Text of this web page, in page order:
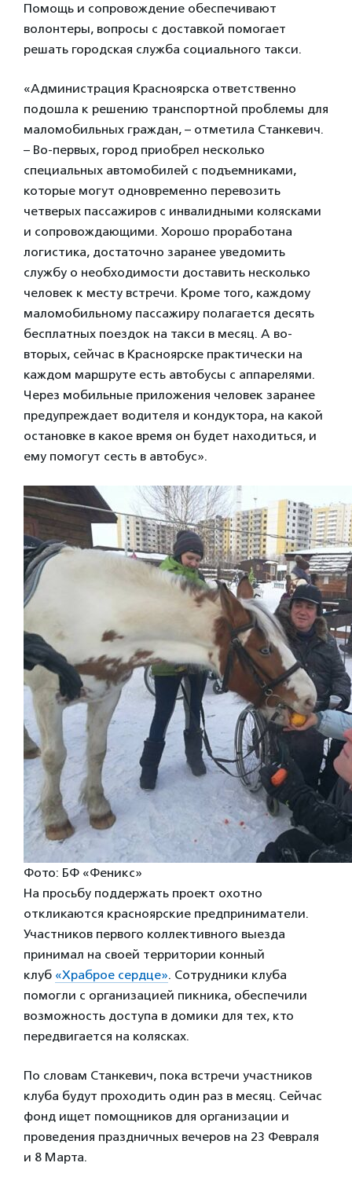
Помощь и сопровождение обеспечивают
волонтеры, вопросы с доставкой помогает
решать городская служба социального такси.
«Администрация Красноярска ответственно
подошла к решению транспортной проблемы для
маломобильных граждан, – отметила Станкевич.
– Во-первых, город приобрел несколько
специальных автомобилей с подъемниками,
которые могут одновременно перевозить
четверых пассажиров с инвалидными колясками
и сопровождающими. Хорошо проработана
логистика, достаточно заранее уведомить
службу о необходимости доставить несколько
человек к месту встречи. Кроме того, каждому
маломобильному пассажиру полагается десять
бесплатных поездок на такси в месяц. А во-
вторых, сейчас в Красноярске практически на
каждом маршруте есть автобусы с аппарелями.
Через мобильные приложения человек заранее
предупреждает водителя и кондуктора, на какой
остановке в какое время он будет находиться, и
ему помогут сесть в автобус».
Фото: БФ «Феникс»
На просьбу поддержать проект охотно
откликаются красноярские предприниматели.
Участников первого коллективного выезда
принимал на своей территории конный
клуб «Храброе сердце». Сотрудники клуба
помогли с организацией пикника, обеспечили
возможность доступа в домики для тех, кто
передвигается на колясках.
По словам Станкевич, пока встречи участников
клуба будут проходить один раз в месяц. Сейчас
фонд ищет помощников для организации и
проведения праздничных вечеров на 23 Февраля
и 8 Марта.